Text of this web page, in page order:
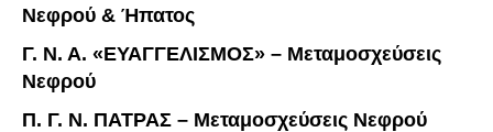
Νεφρού & Ήπατος
Γ. Ν. Α. «ΕΥΑΓΓΕΛΙΣΜΟΣ» – Μεταμοσχεύσεις
Νεφρού
Π. Γ. Ν. ΠΑΤΡΑΣ – Μεταμοσχεύσεις Νεφρού